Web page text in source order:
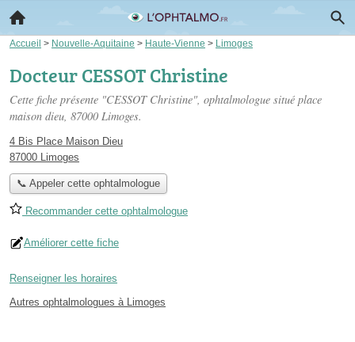
Accueil > Nouvelle-Aquitaine > Haute-Vienne > Limoges
Docteur CESSOT Christine
Cette fiche présente "CESSOT Christine", ophtalmologue situé place
maison dieu, 87000 Limoges.
4 Bis Place Maison Dieu
87000 Limoges
📞 Appeler cette ophtalmologue
Recommander cette ophtalmologue
Améliorer cette fiche
Renseigner les horaires
Autres ophtalmologues à Limoges